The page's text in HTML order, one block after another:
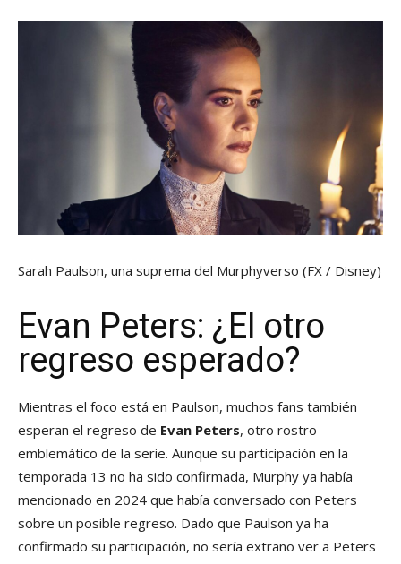
Sarah Paulson, una suprema del Murphyverso (FX / Disney)
Evan Peters: ¿El otro
regreso esperado?
Mientras el foco está en Paulson, muchos fans también
esperan el regreso de Evan Peters, otro rostro
emblemático de la serie. Aunque su participación en la
temporada 13 no ha sido confirmada, Murphy ya había
mencionado en 2024 que había conversado con Peters
sobre un posible regreso. Dado que Paulson ya ha
confirmado su participación, no sería extraño ver a Peters